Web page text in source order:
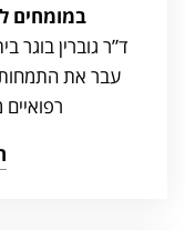
במומחים
ד”ר גוברין בוגר
עבר את